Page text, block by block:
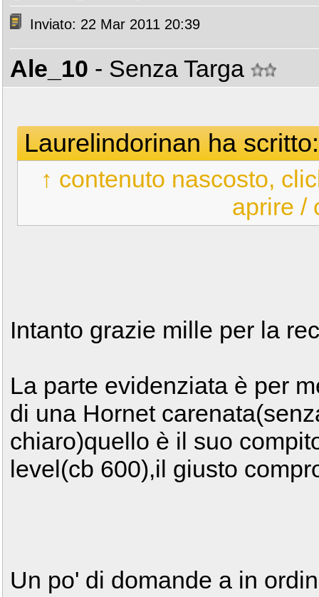
Inviato: 22 Mar 2011 20:39
Ale_10 - Senza Targa
Laurelindorinan ha scritto:
↑ contenuto nascosto,
aprire /
Intanto grazie mille per la
La parte evidenziata è per
di una Hornet
chiaro)quello è il suo
level(cb 600),il giusto
Un po' di domande a in